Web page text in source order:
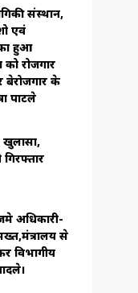
संस्थान,
एवं
का हुआ
रोजगार
के
पाटले
खुलासा,
अधिकारी-
से
विभागीय